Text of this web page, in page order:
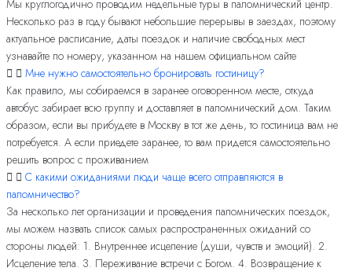
Мы круглогодично проводим недельные туры в паломнический центр.
Несколько раз в году бывают небольшие перерывы в заездах, поэтому
актуальное расписание, даты поездок и наличие свободных мест
узнавайте по номеру, указанном на нашем официальном сайте
Мне нужно самостоятельно бронировать гостиницу?
Как правило, мы собираемся в заранее оговоренном месте, откуда
автобус забирает всю группу и доставляет в паломнический дом. Таким
образом, если вы прибудете в Москву в тот же день, то гостиница вам не
потребуется. А если приедете заранее, то вам придется самостоятельно
решить вопрос с проживанием
С какими ожиданиями люди чаще всего отправляются в
паломничество?
За несколько лет организации и проведения паломнических поездок,
мы можем назвать список самых распространенных ожиданий со
стороны людей: 1. Внутреннее исцеление (души, чувств и эмоций). 2.
Исцеление тела. 3. Переживание встречи с Богом. 4. Возвращение к